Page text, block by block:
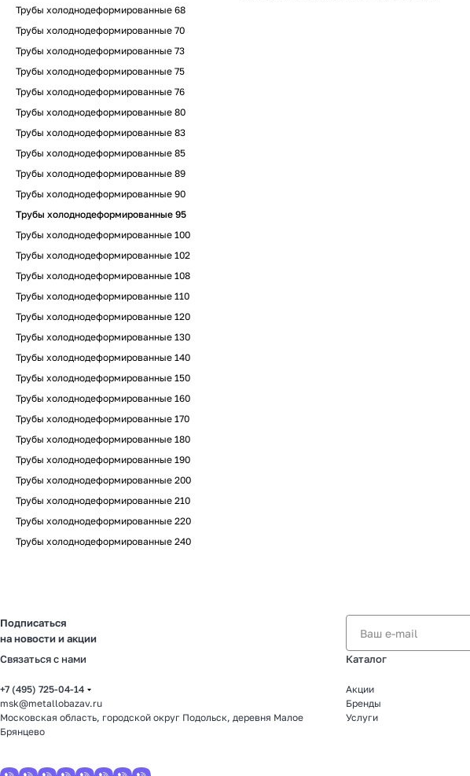
Трубы холоднодеформированные 68
Трубы холоднодеформированные 70
Трубы холоднодеформированные 73
Трубы холоднодеформированные 75
Трубы холоднодеформированные 76
Трубы холоднодеформированные 80
Трубы холоднодеформированные 83
Трубы холоднодеформированные 85
Трубы холоднодеформированные 89
Трубы холоднодеформированные 90
Трубы холоднодеформированные 95
Трубы холоднодеформированные 100
Трубы холоднодеформированные 102
Трубы холоднодеформированные 108
Трубы холоднодеформированные 110
Трубы холоднодеформированные 120
Трубы холоднодеформированные 130
Трубы холоднодеформированные 140
Трубы холоднодеформированные 150
Трубы холоднодеформированные 160
Трубы холоднодеформированные 170
Трубы холоднодеформированные 180
Трубы холоднодеформированные 190
Трубы холоднодеформированные 200
Трубы холоднодеформированные 210
Трубы холоднодеформированные 220
Трубы холоднодеформированные 240
Подписаться
на новости и акции
Связаться с нами
+7 (495) 725-04-14
msk@metallobazav.ru
Московская область, городской округ Подольск, деревня Малое
Брянцево
Каталог
Акции
Бренды
Услуги